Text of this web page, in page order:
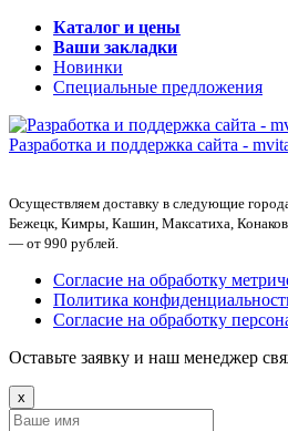
Каталог и цены
Ваши закладки
Новинки
Специальные предложения
Разработка и поддержка сайта -
Осуществляем доставку в следующие
Бежецк, Кимры, Кашин, Максатиха,
— от 990 рублей.
Согласие на обработку
Политика
Согласие на обработку
Оставьте заявку и наш менеджер
x